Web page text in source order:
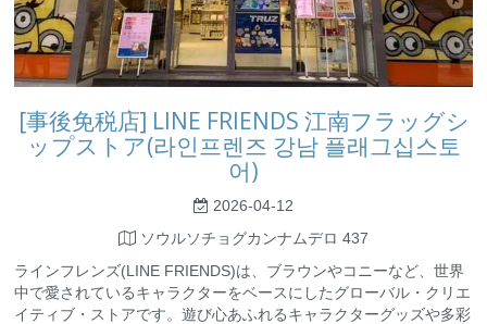
[事後免税店] LINE FRIENDS 江南フラッグシ
ップストア(라인프렌즈 강남 플래그십스토
어)
2026-04-12
ソウルソチョグカンナムデロ 437
ラインフレンズ(LINE FRIENDS)は、ブラウンやコニーなど、世界
中で愛されているキャラクターをベースにしたグローバル・クリエ
イティブ・ストアです。遊び心あふれるキャラクターグッズや多彩